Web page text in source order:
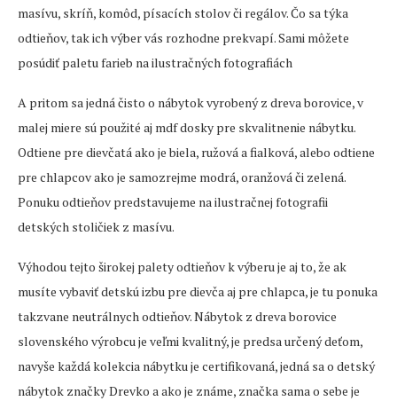
masívu, skríň, komôd, písacích stolov či regálov. Čo sa týka
odtieňov, tak ich výber vás rozhodne prekvapí. Sami môžete
posúdiť paletu farieb na ilustračných fotografiách
A pritom sa jedná čisto o nábytok vyrobený z dreva borovice, v
malej miere sú použité aj mdf dosky pre skvalitnenie nábytku.
Odtiene pre dievčatá ako je biela, ružová a fialková, alebo odtiene
pre chlapcov ako je samozrejme modrá, oranžová či zelená.
Ponuku odtieňov predstavujeme na ilustračnej fotografii
detských stoličiek z masívu.
Výhodou tejto širokej palety odtieňov k výberu je aj to, že ak
musíte vybaviť detskú izbu pre dievča aj pre chlapca, je tu ponuka
takzvane neutrálnych odtieňov. Nábytok z dreva borovice
slovenského výrobcu je veľmi kvalitný, je predsa určený deťom,
navyše každá kolekcia nábytku je certifikovaná, jedná sa o detský
nábytok značky Drevko a ako je známe, značka sama o sebe je